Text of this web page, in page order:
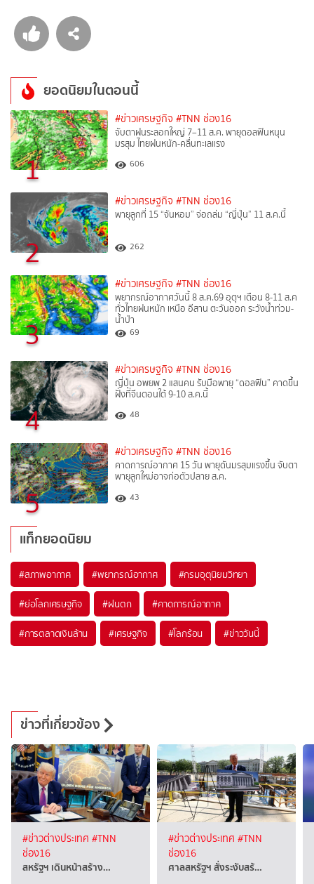
ยอดนิยมในตอนนี้
1
#ข่าวเศรษฐกิจ #TNN ช่อง16
จับตาฝนระลอกใหญ่ 7–11 ส.ค. พายุดอลฟินหนุน
มรสุม ไทยฝนหนัก-คลื่นทะเลแรง
606
2
#ข่าวเศรษฐกิจ #TNN ช่อง16
พายุลูกที่ 15 “จันหอม” จ่อถล่ม “ญี่ปุ่น” 11 ส.ค.นี้
262
3
#ข่าวเศรษฐกิจ #TNN ช่อง16
พยากรณ์อากาศวันนี้ 8 ส.ค.69 อุตุฯ เตือน 8-11 ส.ค
ทั่วไทยฝนหนัก เหนือ อีสาน ตะวันออก ระวังน้ำท่วม-
น้ำป่า
69
4
#ข่าวเศรษฐกิจ #TNN ช่อง16
ญี่ปุ่น อพยพ 2 แสนคน รับมือพายุ “ดอลฟิน” คาดขึ้น
ฝั่งที่จีนตอนใต้ 9-10 ส.ค.นี้
48
5
#ข่าวเศรษฐกิจ #TNN ช่อง16
คาดการณ์อากาศ 15 วัน พายุดันมรสุมแรงขึ้น จับตา
พายุลูกใหม่อาจก่อตัวปลาย ส.ค.
43
แท็กยอดนิยม
#สภาพอากาศ #พยากรณ์อากาศ #กรมอุตุนิยมวิทยา
#ย่อโลกเศรษฐกิจ #ฝนตก #คาดการณ์อากาศ
#การตลาดเงินล้าน #เศรษฐกิจ #โลกร้อน #ข่าววันนี้
ข่าวที่เกี่ยวข้อง
#ข่าวต่างประเทศ #TNN
ช่อง16
สหรัฐฯ เดินหน้าสร้าง…
#ข่าวต่างประเทศ #TNN
ช่อง16
ศาลสหรัฐฯ สั่งระงับสร้…